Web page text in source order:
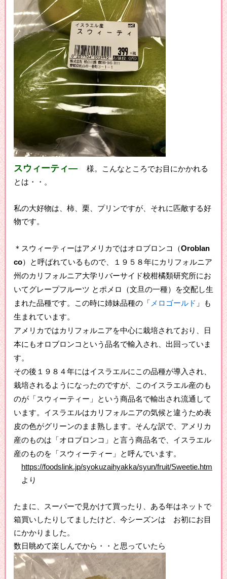
スウィーティ―
様。こんなところでお目にかかれる
とは・・。
私の大好物は、柿、栗、プリンですが、それに匹敵する好
物です。
＊スウィーティーはアメリカではオロブロンコ（Oroblan
co）と呼ばれているもので、１９５８年にカリフォルニア
州のカリフォルニア大学リバーサイド校柑橘類研究所にお
いてグレープフルーツ とポメロ（文旦の一種）を交配し生
まれた品種です。この時に姉妹品種の「 メロゴールド 」も
生まれています。
アメリカではカリフォルニアを中心に栽培されており、日
本にもオロブロンコという品名で輸入され、出回っていま
す。
その後１９８４年にはイスラエルにこの品種が導入され、
栽培されるようになったのですが、このイスラエル産のも
のが「スウィーティー」という商品名で輸出され流通して
います。イスラエルはカリフォルニアの気候と違うため表
皮の色がグリーンのまま熟します。そんな訳で、アメリカ
産のものは「オロブロンコ」と言う商品名で、イスラエル
産のものを「スウィーティー」と呼んでいます。
https://foodslink.jp/syokuzaihyakka/syun/fruit/Sweetie.htm
より
たまに、スーパーで見かけて買ったり、ある年はネットで
箱買いしたりしてましたけど、今シーズンは お初にお目
にかかりました。
数日眺めて楽しんでから・・と思っていたら